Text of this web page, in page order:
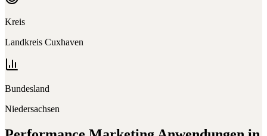
Kreis
Landkreis Cuxhaven
Bundesland
Niedersachsen